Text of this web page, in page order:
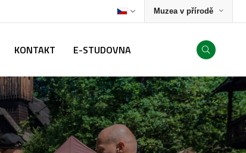
Muzea v přírodě
KONTAKT E-STUDOVNA